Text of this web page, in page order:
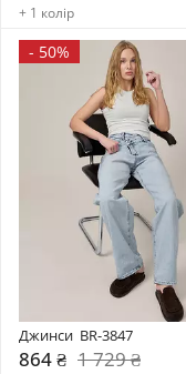
+ 1 колір
- 50%
Джинси  BR-3847
864 ₴ 1 729 ₴